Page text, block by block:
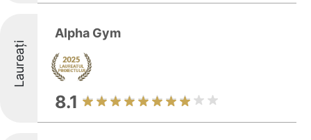
Laureați
Alpha Gym
8.1